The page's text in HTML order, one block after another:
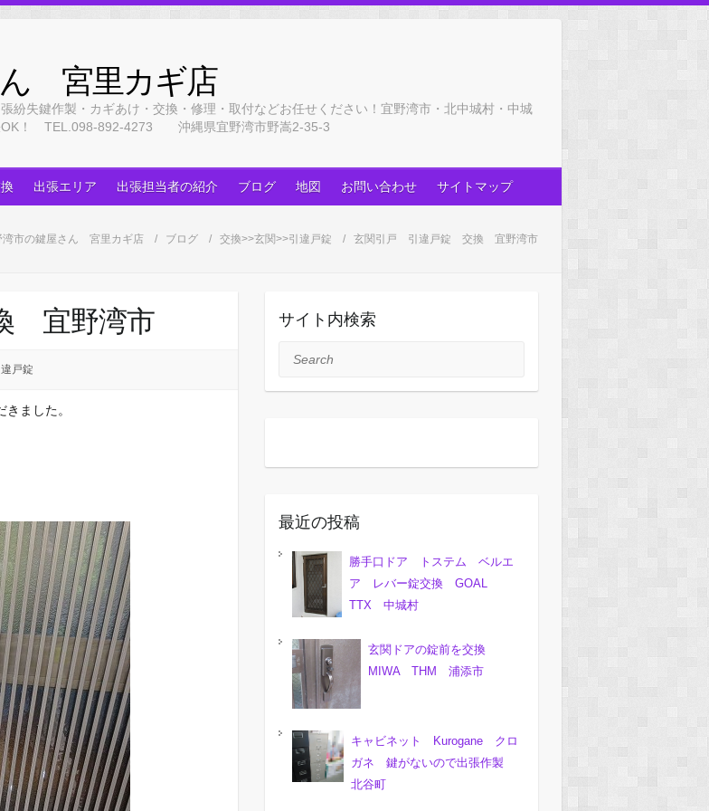
ん 宮里カギ店
紛失鍵作製・カギあけ・交換・修理・取付などお任せください！宜野湾市・北中城村・中城
OK！ TEL.098-892-4273 沖縄県宜野湾市野嵩2-35-3
出張エリア 出張担当者の紹介 ブログ 地図 お問い合わせ サイトマップ
湾市の鍵屋さん 宮里カギ店 ブログ 交換>>玄関>>引違戸錠 玄関引戸 引違戸錠 交換 宜野湾市
宜野湾市
戸錠
ました。
サイト内検索
Search
最近の投稿
勝手口ドア トステム ベルエ
ア レバー錠交換 GOAL
TTX 中城村
玄関ドアの錠前を交換
MIWA THM 浦添市
キャビネット Kurogane クロ
ガネ 鍵がないので出張作製
北谷町